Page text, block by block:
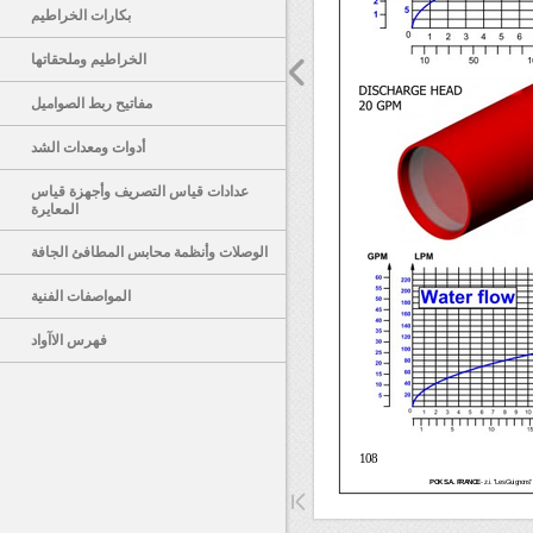
بكارات الخراطيم
الخراطيم وملحقاتها
مفاتيح ربط الصواميل
أدوات ومعدات الشد
عدادات قياس التصريف وأجهزة قياس
المعايرة
الوصلات وأنظمة محابس المطافئ الجافة
المواصفات الفنية
فهرس الاآواد